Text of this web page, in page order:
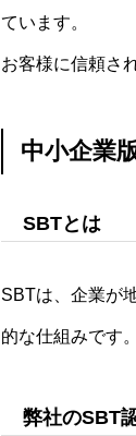
ています。
お客様に信頼さ
中小企業
SBTとは
SBTは、企業が
的な仕組みです。
弊社のSBT